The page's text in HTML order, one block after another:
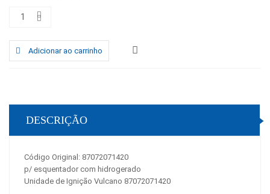
Adicionar ao carrinho
DESCRIÇÃO
Código Original: 87072071420
p/ esquentador com hidrogerado
Unidade de Ignição Vulcano 87072071420